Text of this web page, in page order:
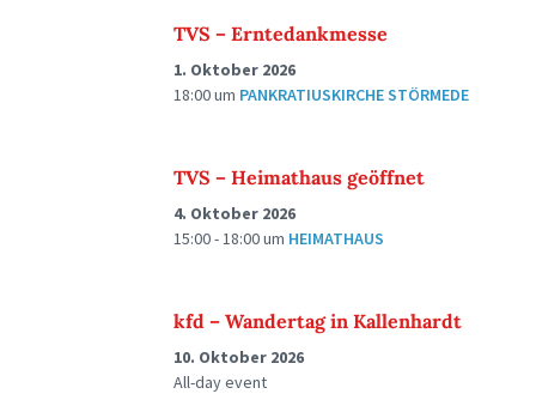
TVS – Erntedankmesse
1. Oktober 2026
18:00um PANKRATIUSKIRCHE STÖRMEDE
TVS – Heimathaus geöffnet
4. Oktober 2026
15:00 - 18:00um HEIMATHAUS
kfd – Wandertag in Kallenhardt
10. Oktober 2026
All-day event